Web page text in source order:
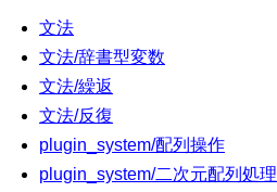
文法
文法/辞書型変数
文法/繰返
文法/反復
plugin_system/配列操作
plugin_system/二次元配列処理